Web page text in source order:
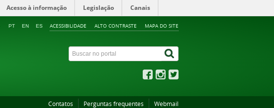
Acesso à informação Legislação Canais
ACESSIBILIDADE ALTO CONTRASTE MAPA DO SITE
PT EN ES
Contatos Perguntas frequentes Webmail